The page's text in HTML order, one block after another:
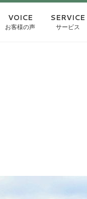
VOICE
お客様の声
SERVICE
サービス